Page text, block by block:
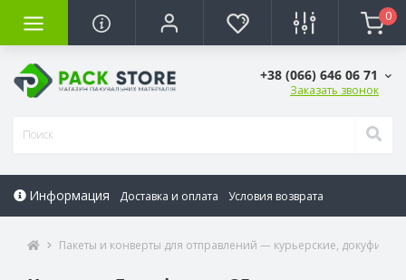
0
+38 (066) 646 06 71
Заказать звонок
Информация Доставка и оплата Условия возврата
Пакеты и конверты для отправлений — курьерские,